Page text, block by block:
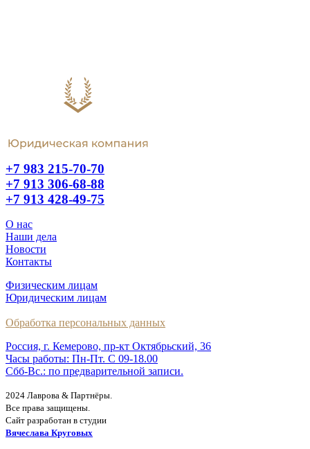
+7 983 215-70-70
+7 913 306-68-88
+7 913 428-49-75
О нас
Наши дела
Новости
Контакты
Физическим лицам
Юридическим лицам
Обработка персональных данных
Россия, г. Кемерово, пр-кт Октябрьский, 36
Часы работы: Пн-Пт. С 09-18.00
Сбб-Вс.: по предварительной записи.
2024 Лаврова & Партнёры.
Все права защищены.
Сайт разработан в студии
Вячеслава Круговых